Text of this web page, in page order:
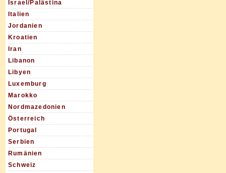
Israel/Palästina
Italien
Jordanien
Kroatien
Iran
Libanon
Libyen
Luxemburg
Marokko
Nordmazedonien
Österreich
Portugal
Serbien
Rumänien
Schweiz